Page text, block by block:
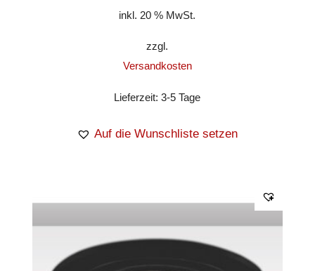
inkl. 20 % MwSt.
zzgl.
Versandkosten
Lieferzeit:3-5 Tage
Auf die Wunschliste setzen